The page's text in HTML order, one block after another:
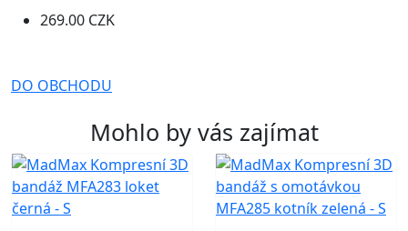
269.00 CZK
DO OBCHODU
Mohlo by vás zajímat